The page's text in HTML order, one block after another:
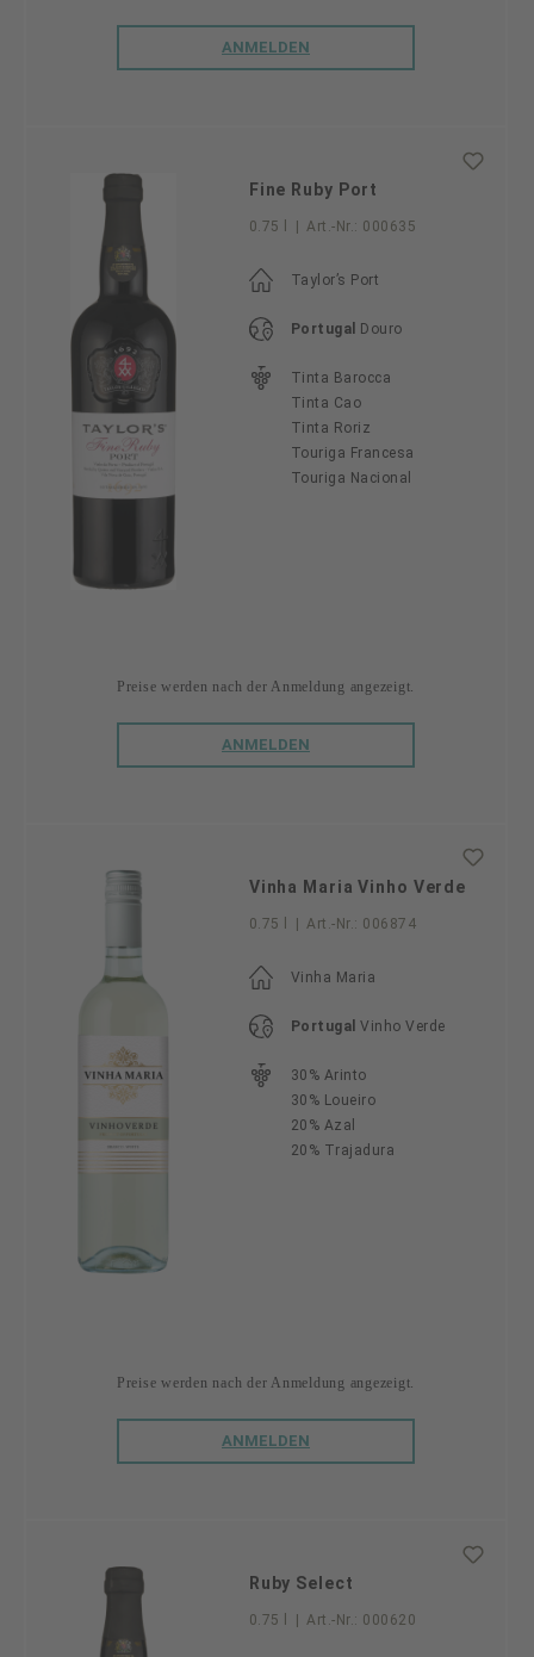
ANMELDEN
Fine Ruby Port
0.75 l Art.-Nr.: 000635
Taylor’s Port
Portugal Douro
Tinta Barocca
Tinta Cao
Tinta Roriz
Touriga Francesa
Touriga Nacional
Preise werden nach der Anmeldung angezeigt.
ANMELDEN
Vinha Maria Vinho Verde
0.75 l Art.-Nr.: 006874
Vinha Maria
Portugal Vinho Verde
30% Arinto
30% Loueiro
20% Azal
20% Trajadura
Preise werden nach der Anmeldung angezeigt.
ANMELDEN
Ruby Select
0.75 l Art.-Nr.: 000620